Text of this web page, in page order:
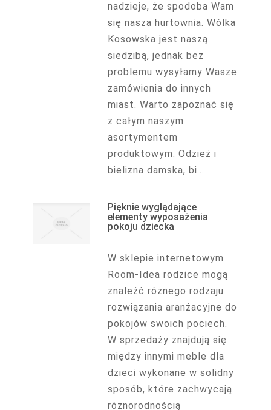
nadzieje, że spodoba Wam
się nasza hurtownia. Wólka
Kosowska jest naszą
siedzibą, jednak bez
problemu wysyłamy Wasze
zamówienia do innych
miast. Warto zapoznać się
z całym naszym
asortymentem
produktowym. Odzież i
bielizna damska, bi...
Pięknie wyglądające
elementy wyposażenia
pokoju dziecka
W sklepie internetowym
Room-Idea rodzice mogą
znaleźć różnego rodzaju
rozwiązania aranżacyjne do
pokojów swoich pociech.
W sprzedaży znajdują się
między innymi meble dla
dzieci wykonane w solidny
sposób, które zachwycają
różnorodnością